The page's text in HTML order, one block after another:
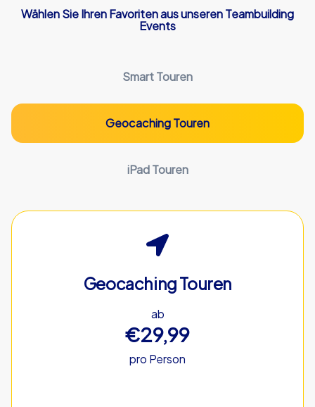
Wählen Sie Ihren Favoriten aus unseren Teambuilding
Events
Smart Touren
Geocaching Touren
iPad Touren
Geocaching Touren
ab
€29,99
pro Person